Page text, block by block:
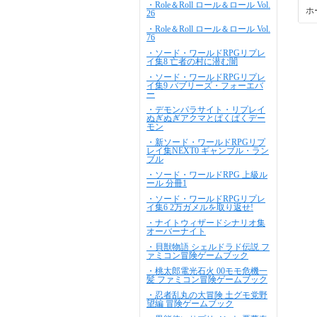
・Role＆Roll ロール＆ロール Vol.
26
・Role＆Roll ロール＆ロール Vol.
76
・ソード・ワールドRPGリプレ
イ集8 亡者の村に潜む闇
・ソード・ワールドRPGリプレ
イ集9 バブリーズ・フォーエバ
ー
・デモンパラサイト・リプレイ
ぬぎぬぎアクマとぱくぱくデー
モン
・新ソード・ワールドRPGリプ
レイ集NEXT0 ギャンブル・ラン
ブル
・ソード・ワールドRPG 上級ル
ール 分冊1
・ソード・ワールドRPGリプレ
イ集6 2万ガメルを取り返せ!
・ナイトウィザードシナリオ集
オーバーナイト
・貝獣物語 シェルドラド伝説 フ
ァミコン冒険ゲームブック
・桃太郎電光石火 00モモ危機一
髪 ファミコン冒険ゲームブック
・忍者乱丸の大冒険 土グモ党野
望編 冒険ゲームブック
ホ